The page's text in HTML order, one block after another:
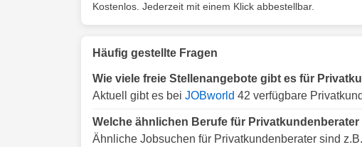
Kostenlos. Jederzeit mit einem Klick abbestellbar.
Häufig gestellte Fragen
Wie viele freie Stellenangebote gibt es für
Aktuell gibt es bei JOBworld 42 verfügbare
Welche ähnlichen Berufe für
Ähnliche Jobsuchen für Privatkundenberater sind z.B.